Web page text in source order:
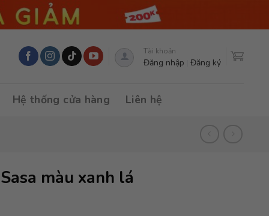
Tài khoản
Đăng nhập Đăng ký
Hệ thống cửa hàng Liên hệ
màu xanh lá